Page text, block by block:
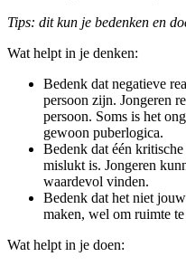
Tips: dit kun je bedenken en
Wat helpt in je denken:
Bedenk dat negatieve
persoon zijn. Jongeren
persoon. Soms is het
gewoon puberlogica.
Bedenk dat één
mislukt is. Jongeren
waardevol vinden.
Bedenk dat het niet
maken, wel om ruimte
Wat helpt in je doen: